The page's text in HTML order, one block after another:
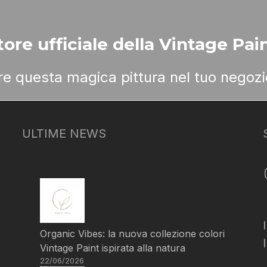
ufficiale della Vintage
questa magica pittura nel tuo
ULTIME NEWS
Organic Vibes: la nuova collezione colori
Vintage Paint ispirata alla natura
22/06/2026